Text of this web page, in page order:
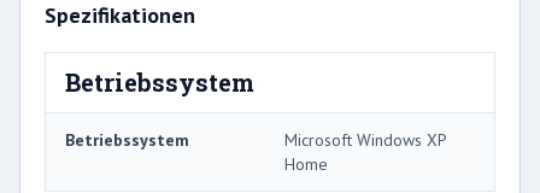
Spezifikationen
Betriebssystem
Betriebssystem
Microsoft Windows XP
Home